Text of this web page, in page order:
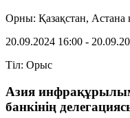
Орны: Қазақстан, Астана
20.09.2024 16:00 -
Тіл: Орыс
Азия
банкінің